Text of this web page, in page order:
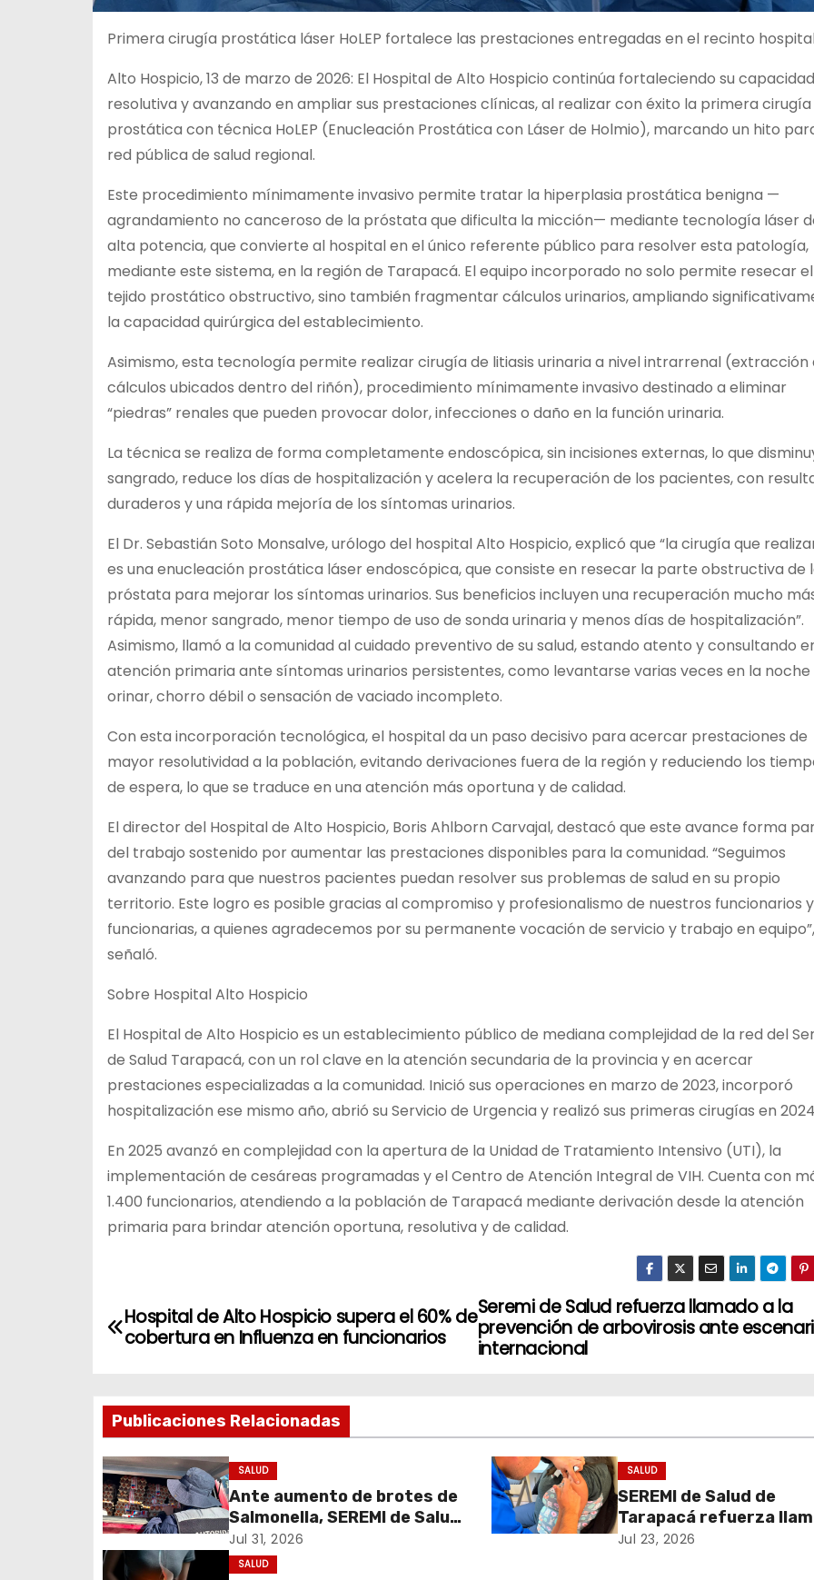
Primera cirugía prostática láser HoLEP fortalece las prestaciones entregadas en el recinto
Alto Hospicio, 13 de marzo de 2026: El Hospital de Alto Hospicio continúa fortaleciendo su capacidad
resolutiva y avanzando en ampliar sus prestaciones clínicas, al realizar con éxito la primera cirugía
prostática con técnica HoLEP (Enucleación Prostática con Láser de Holmio), marcando un hito
red pública de salud regional.
Este procedimiento mínimamente invasivo permite tratar la hiperplasia prostática benigna —
agrandamiento no canceroso de la próstata que dificulta la micción— mediante tecnología láser
alta potencia, que convierte al hospital en el único referente público para resolver esta patología,
mediante este sistema, en la región de Tarapacá. El equipo incorporado no solo permite resecar el
tejido prostático obstructivo, sino también fragmentar cálculos urinarios, ampliando
la capacidad quirúrgica del establecimiento.
Asimismo, esta tecnología permite realizar cirugía de litiasis urinaria a nivel intrarrenal (extracción
cálculos ubicados dentro del riñón), procedimiento mínimamente invasivo destinado a eliminar
“piedras” renales que pueden provocar dolor, infecciones o daño en la función urinaria.
La técnica se realiza de forma completamente endoscópica, sin incisiones externas, lo que
sangrado, reduce los días de hospitalización y acelera la recuperación de los pacientes, con
duraderos y una rápida mejoría de los síntomas urinarios.
El Dr. Sebastián Soto Monsalve, urólogo del hospital Alto Hospicio, explicó que “la cirugía que
es una enucleación prostática láser endoscópica, que consiste en resecar la parte obstructiva de
próstata para mejorar los síntomas urinarios. Sus beneficios incluyen una recuperación mucho
rápida, menor sangrado, menor tiempo de uso de sonda urinaria y menos días de hospitalización”.
Asimismo, llamó a la comunidad al cuidado preventivo de su salud, estando atento y consultando
atención primaria ante síntomas urinarios persistentes, como levantarse varias veces en la noche
orinar, chorro débil o sensación de vaciado incompleto.
Con esta incorporación tecnológica, el hospital da un paso decisivo para acercar prestaciones de
mayor resolutividad a la población, evitando derivaciones fuera de la región y reduciendo los
de espera, lo que se traduce en una atención más oportuna y de calidad.
El director del Hospital de Alto Hospicio, Boris Ahlborn Carvajal, destacó que este avance forma
del trabajo sostenido por aumentar las prestaciones disponibles para la comunidad. “Seguimos
avanzando para que nuestros pacientes puedan resolver sus problemas de salud en su propio
territorio. Este logro es posible gracias al compromiso y profesionalismo de nuestros funcionarios y
funcionarias, a quienes agradecemos por su permanente vocación de servicio y trabajo en equipo”,
señaló.
Sobre Hospital Alto Hospicio
El Hospital de Alto Hospicio es un establecimiento público de mediana complejidad de la red del
de Salud Tarapacá, con un rol clave en la atención secundaria de la provincia y en acercar
prestaciones especializadas a la comunidad. Inició sus operaciones en marzo de 2023, incorporó
hospitalización ese mismo año, abrió su Servicio de Urgencia y realizó sus primeras cirugías en
En 2025 avanzó en complejidad con la apertura de la Unidad de Tratamiento Intensivo (UTI), la
implementación de cesáreas programadas y el Centro de Atención Integral de VIH. Cuenta con
1.400 funcionarios, atendiendo a la población de Tarapacá mediante derivación desde la atención
primaria para brindar atención oportuna, resolutiva y de calidad.
N
e
g
a
c
Seremi de Salud refuerza llamado a la
prevención de arbovirosis ante
internacional
Hospital de Alto Hospicio supera el 60% de
cobertura en Influenza en funcionarios
Publicaciones Relacionadas
SALUD
Ante aumento de brotes de
Salmonella, SEREMI de Salud
refuerza prohibición del uso
de huevos crudos
Jul 31, 2026
SALUD
SEREMI de Salud de
Tarapacá refuerza
a vacunarse tras
Jul 23, 2026
SALUD